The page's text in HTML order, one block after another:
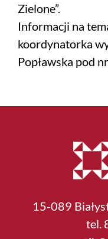
Zielone”.
Informacji na
koordynatorka
Popławska pod
15-089
tel.